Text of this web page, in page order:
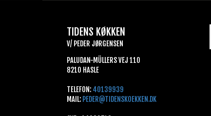
TIDENS KØKKEN
V/ PEDER JØRGENSEN
PALUDAN-MÜLLERS VEJ 110
8210 HASLE
TELEFON: 40139939
MAIL: PEDER@TIDENSKOEKKEN.DK